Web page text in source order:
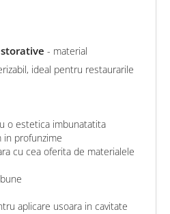
- material
ideal pentru restaurarile
o estetica imbunatatita
in profunzime
cu cea oferita de materialele
aplicare usoara in cavitate